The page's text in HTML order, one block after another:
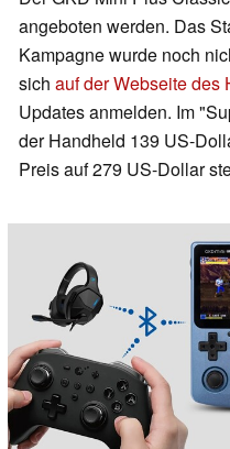
angeboten werden. Das
Kampagne wurde noch
sich auf der Webseite des
Updates anmelden. Im
der Handheld 139 US-
Preis auf 279 US-Dollar